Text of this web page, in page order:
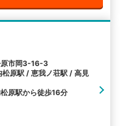
原市岡3-16-3
松原駅 / 恵我ノ荘駅 / 高見
原駅から徒歩16分